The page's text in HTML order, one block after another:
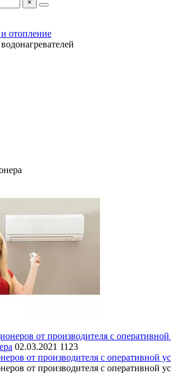
×
отопление
02.03.2021 1123
от производителя с оперативной
от производителя с оперативной